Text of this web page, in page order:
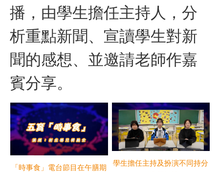
播，由學生擔任主持人，分
析重點新聞、宣讀學生對新
聞的感想、並邀請老師作嘉
賓分享。
「時事食」電台節目在午膳期
學生擔任主持及扮演不同持分